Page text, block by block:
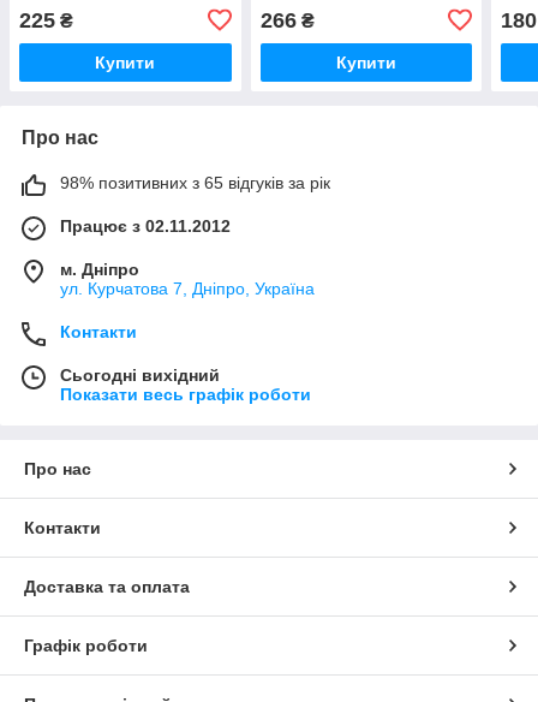
225 ₴
Купити
266₴
Купити
180
Про нас
98% позитивних з 65 відгуків за рік
Працює з 02.11.2012
м. Дніпро
ул. Курчатова 7, Дніпро, Україна
Контакти
Сьогодні вихідний
Показати весь графік роботи
Про нас
Контакти
Доставка та оплата
Графік роботи